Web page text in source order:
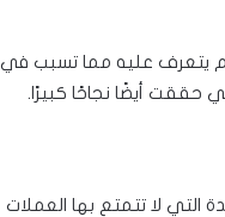
يتعرف عليه مما تسبب في
التي لا تتمتع بها العملات